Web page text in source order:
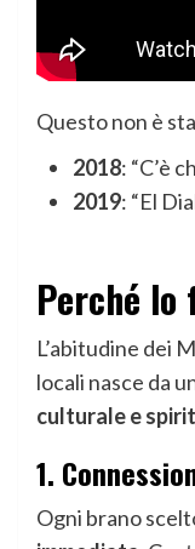
Questo non è
2018: “C’è
2019: “El
Perché lo
L’abitudine dei
locali nasce da
culturale e
1.
Ogni brano